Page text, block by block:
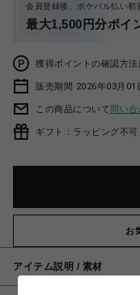
会員登録後、ポケパル払い初
最大1,500円分ポイ
獲得ポイントの確認方法
販売期間 2026年03月
この商品について問い合
ギフト：ラッピング不可
お
アイテム説明 / 素材